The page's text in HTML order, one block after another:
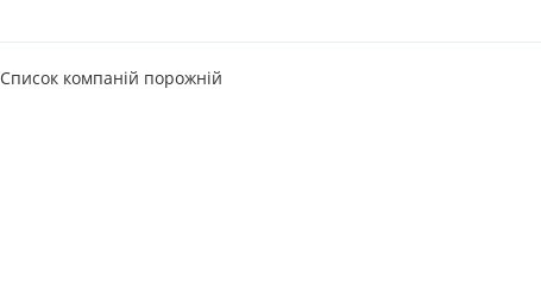
Список компаній порожній